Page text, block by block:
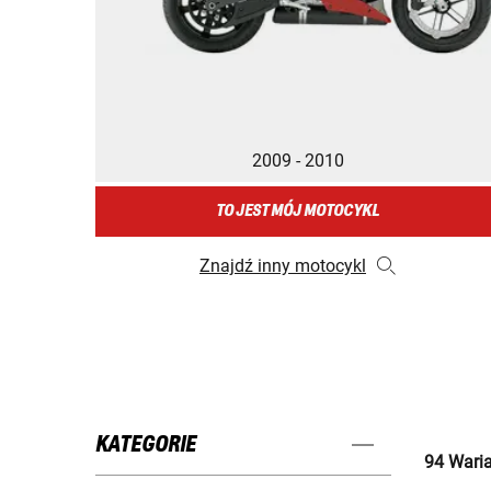
2009 - 2010
TO JEST MÓJ MOTOCYKL
Znajdź inny motocykl
KATEGORIE
94